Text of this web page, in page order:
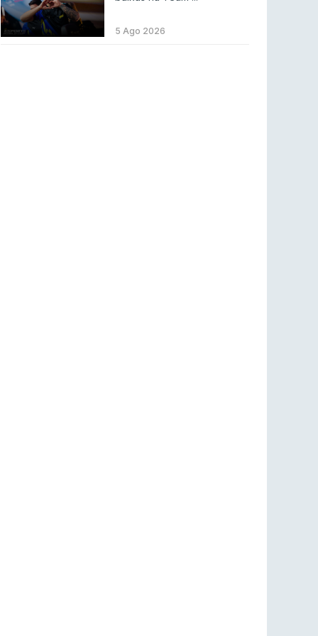
Códigos para ícones clássicos gratuitos no
League of Legends [agosto 2026]
5 Ago 2026